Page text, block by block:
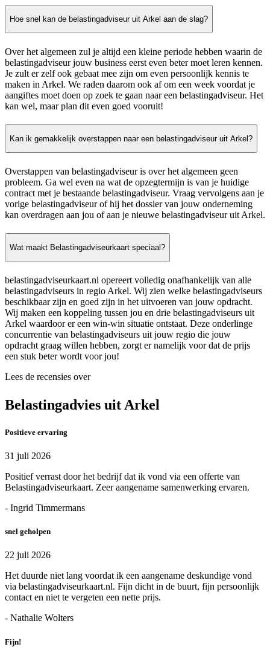
Hoe snel kan de belastingadviseur uit Arkel aan de slag?
Over het algemeen zul je altijd een kleine periode hebben waarin de
belastingadviseur jouw business eerst even beter moet leren kennen.
Je zult er zelf ook gebaat mee zijn om even persoonlijk kennis te
maken in Arkel. We raden daarom ook af om een week voordat je
aangiftes moet doen op zoek te gaan naar een belastingadviseur. Het
kan wel, maar plan dit even goed vooruit!
Kan ik gemakkelijk overstappen naar een belastingadviseur uit Arkel?
Overstappen van belastingadviseur is over het algemeen geen
probleem. Ga wel even na wat de opzegtermijn is van je huidige
contract met je bestaande belastingadviseur. Vraag vervolgens aan je
vorige belastingadviseur of hij het dossier van jouw onderneming
kan overdragen aan jou of aan je nieuwe belastingadviseur uit Arkel.
Wat maakt Belastingadviseurkaart speciaal?
belastingadviseurkaart.nl opereert volledig onafhankelijk van alle
belastingadviseurs in regio Arkel. Wij zien welke belastingadviseurs
beschikbaar zijn en goed zijn in het uitvoeren van jouw opdracht.
Wij maken een koppeling tussen jou en drie belastingadviseurs uit
Arkel waardoor er een win-win situatie ontstaat. Deze onderlinge
concurrentie van belastingadviseurs uit jouw regio die jouw
opdracht graag willen hebben, zorgt er namelijk voor dat de prijs
een stuk beter wordt voor jou!
Lees de recensies over
Belastingadvies uit Arkel
Positieve ervaring
31 juli 2026
Positief verrast door het bedrijf dat ik vond via een offerte van
Belastingadviseurkaart. Zeer aangename samenwerking ervaren.
- Ingrid Timmermans
snel geholpen
22 juli 2026
Het duurde niet lang voordat ik een aangename deskundige vond
via belastingadviseurkaart.nl. Fijn dicht in de buurt, fijn persoonlijk
contact en niet te vergeten een nette prijs.
- Nathalie Wolters
Fijn!